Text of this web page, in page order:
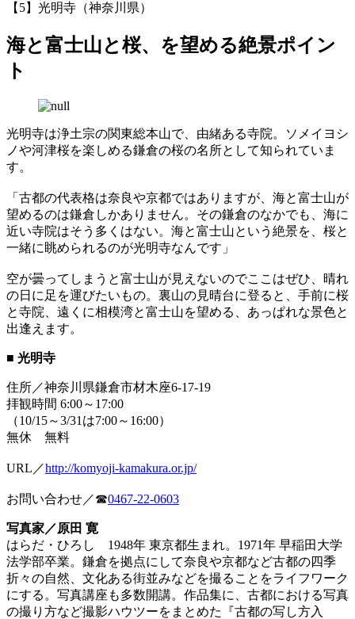
【5】光明寺（神奈川県）
海と富士山と桜、を望める絶景ポイン
ト
光明寺は浄土宗の関東総本山で、由緒ある寺院。ソメイヨシ
ノや河津桜を楽しめる鎌倉の桜の名所として知られていま
す。
「古都の代表格は奈良や京都ではありますが、海と富士山が
望めるのは鎌倉しかありません。その鎌倉のなかでも、海に
近い寺院はそう多くはない。海と富士山という絶景を、桜と
一緒に眺められるのが光明寺なんです」
空が曇ってしまうと富士山が見えないのでここはぜひ、晴れ
の日に足を運びたいもの。裏山の見晴台に登ると、手前に桜
と寺院、遠くに相模湾と富士山を望める、あっぱれな景色と
出逢えます。
■ 光明寺
住所／神奈川県鎌倉市材木座6-17-19
拝観時間 6:00～17:00
（10/15～3/31は7:00～16:00）
無休 無料
URL／http://komyoji-kamakura.or.jp/
お問い合わせ／☎0467-22-0603
写真家／原田 寛
はらだ・ひろし 1948年 東京都生まれ。1971年 早稲田大学
法学部卒業。鎌倉を拠点にして奈良や京都など古都の四季
折々の自然、文化ある街並みなどを撮ることをライフワーク
にする。写真講座も多数開講。作品集に、古都における写真
の撮り方など撮影ハウツーをまとめた『古都の写し方入